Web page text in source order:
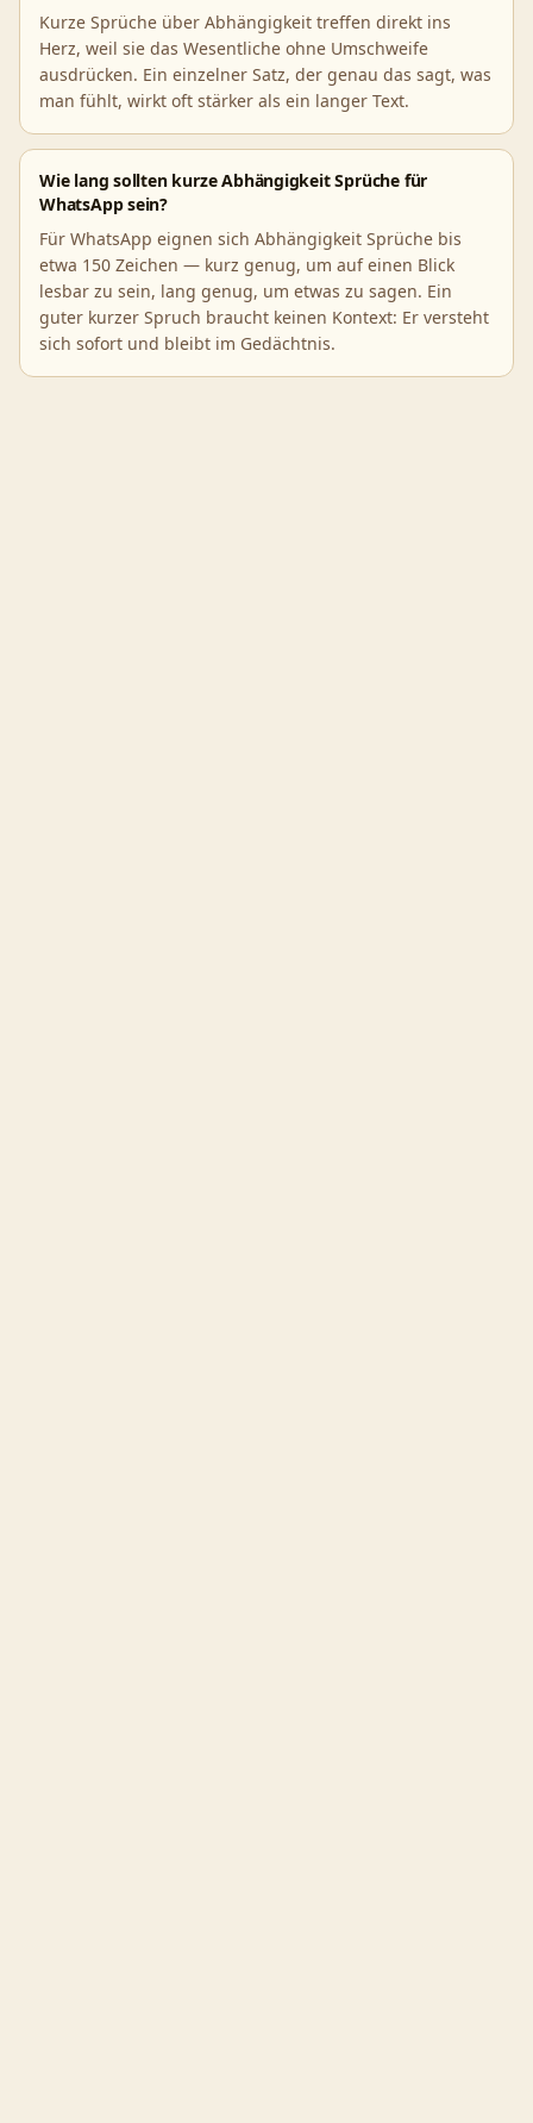
Kurze Sprüche über Abhängigkeit treffen direkt ins
Herz, weil sie das Wesentliche ohne Umschweife
ausdrücken. Ein einzelner Satz, der genau das sagt, was
man fühlt, wirkt oft stärker als ein langer Text.
Wie lang sollten kurze Abhängigkeit Sprüche für
WhatsApp sein?
Für WhatsApp eignen sich Abhängigkeit Sprüche bis
etwa 150 Zeichen — kurz genug, um auf einen Blick
lesbar zu sein, lang genug, um etwas zu sagen. Ein
guter kurzer Spruch braucht keinen Kontext: Er versteht
sich sofort und bleibt im Gedächtnis.